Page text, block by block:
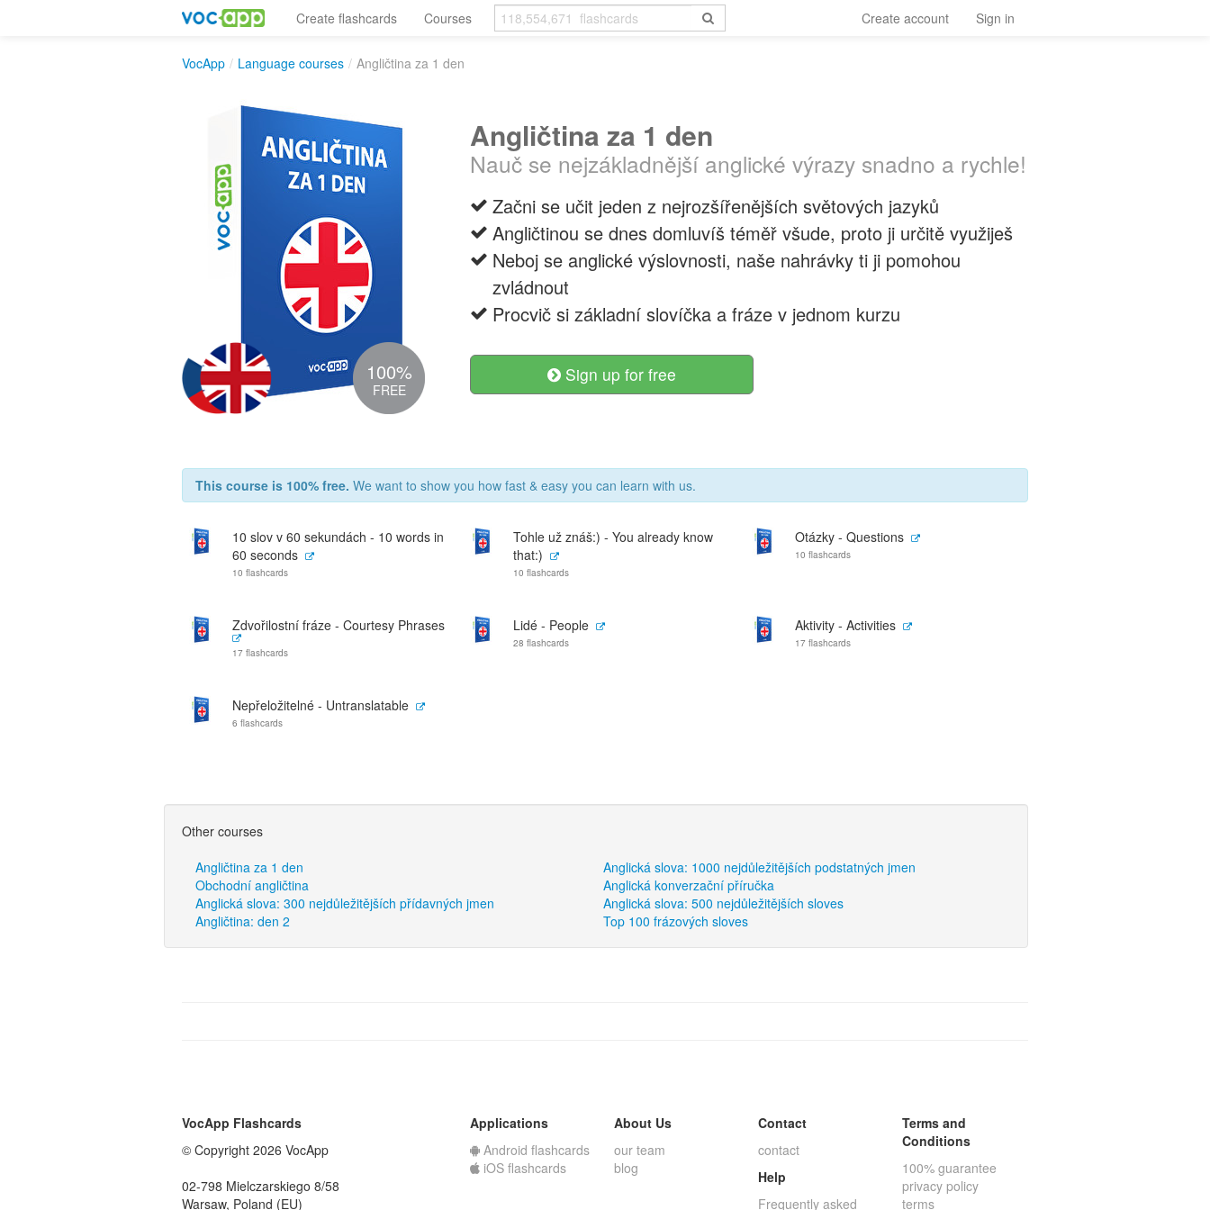
Create flashcards Courses Create account Sign in
VocApp / Language courses / Angličtina za 1 den
100%
FREE
Angličtina za 1 den
Nauč se nejzákladnější anglické výrazy snadno a rychle!
Začni se učit jeden z nejrozšířenějších světových jazyků
Angličtinou se dnes domluvíš téměř všude, proto ji určitě využiješ
Neboj se anglické výslovnosti, naše nahrávky ti ji pomohou
zvládnout
Procvič si základní slovíčka a fráze v jednom kurzu
Sign up for free
This course is 100% free. We want to show you how fast & easy you can learn with us.
10 slov v 60 sekundách - 10 words in
60 seconds
10 flashcards
Tohle už znáš:) - You already know
that:)
10 flashcards
Otázky - Questions
10 flashcards
Zdvořilostní fráze - Courtesy Phrases
17 flashcards
Lidé - People
28 flashcards
Aktivity - Activities
17 flashcards
Nepřeložitelné - Untranslatable
6 flashcards
Other courses
Angličtina za 1 den
Anglická slova: 1000 nejdůležitějších podstatných jmen
Obchodní angličtina
Anglická konverzační příručka
Anglická slova: 300 nejdůležitějších přídavných jmen
Anglická slova: 500 nejdůležitějších sloves
Angličtina: den 2
Top 100 frázových sloves
VocApp Flashcards
© Copyright 2026 VocApp
02-798 Mielczarskiego 8/58
Warsaw, Poland (EU)
Applications
Android flashcards
iOS flashcards
About Us
our team
blog
Contact
contact
Help
Frequently asked
Terms and
Conditions
100% guarantee
privacy policy
terms